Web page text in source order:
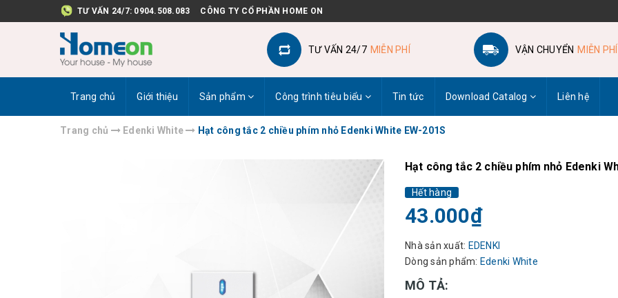
TƯ VẤN 24/7: 0904.508.083 CÔNG TY CỔ PHẦN HOME ON
TƯ VẤN 24/7 MIỄN PHÍ VẬN CHUYỂN MIỄN PHÍ
Trang chủ Giới thiệu Sản phẩm Công trình tiêu biểu Tin tức Download Catalog Liên hệ
Trang chủ Edenki White Hạt công tắc 2 chiều phím nhỏ Edenki White EW-201S
Hạt công tắc 2 chiều phím nhỏ Edenki
Hết hàng
43.000₫
Nhà sản xuất: EDENKI
Dòng sản phẩm: Edenki White
MÔ TẢ: